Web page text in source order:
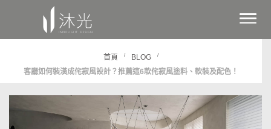
首頁 / BLOG /
客廳如何裝潢成侘寂風設計？推薦這6款侘寂風塗料、軟裝及配色！